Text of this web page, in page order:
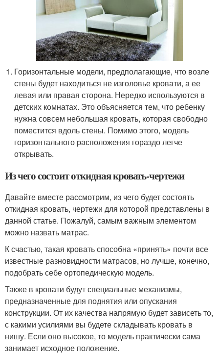
Горизонтальные модели, предполагающие, что возле
стены будет находиться не изголовье кровати, а ее
левая или правая сторона. Нередко используются в
детских комнатах. Это объясняется тем, что ребенку
нужна совсем небольшая кровать, которая свободно
поместится вдоль стены. Помимо этого, модель
горизонтального расположения гораздо легче
открывать.
Из чего состоит откидная кровать-чертежи
Давайте вместе рассмотрим, из чего будет состоять
откидная кровать, чертежи для которой представлены в
данной статье. Пожалуй, самым важным элементом
можно назвать матрас.
К счастью, такая кровать способна «принять» почти все
известные разновидности матрасов, но лучше, конечно,
подобрать себе ортопедическую модель.
Также в кровати будут специальные механизмы,
предназначенные для поднятия или опускания
конструкции. От их качества напрямую будет зависеть то,
с какими усилиями вы будете складывать кровать в
нишу. Если оно высокое, то модель практически сама
занимает исходное положение.